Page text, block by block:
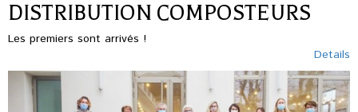
DISTRIBUTION COMPOSTEURS
Les premiers sont arrivés !
Details